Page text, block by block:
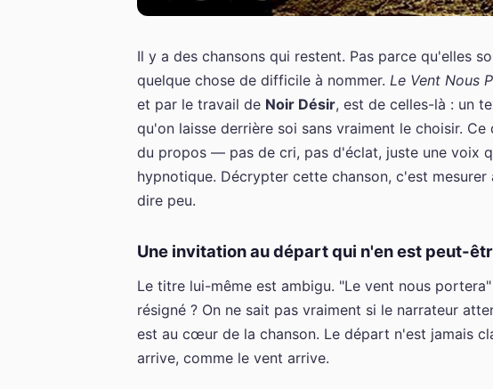
Il y a des chansons qui restent. Pas parce qu'elles
quelque chose de difficile à nommer. Le Vent Nous
et par le travail de Noir Désir, est de celles-là : un
qu'on laisse derrière soi sans vraiment le choisir.
du propos — pas de cri, pas d'éclat, juste une voix
hypnotique. Décrypter cette chanson, c'est
dire peu.
Une invitation au départ qui n'en est peut-
Le titre lui-même est ambigu. "Le vent nous
résigné ? On ne sait pas vraiment si le narrateur
est au cœur de la chanson. Le départ n'est jamais
arrive, comme le vent arrive.